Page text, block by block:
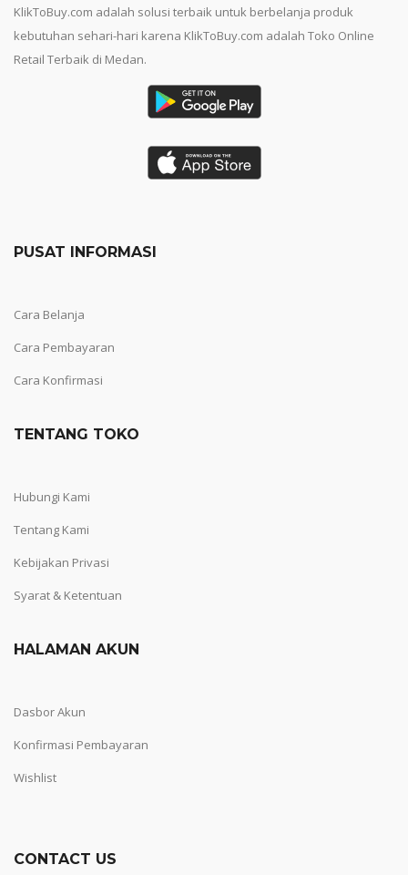
KlikToBuy.com adalah solusi terbaik untuk berbelanja produk
kebutuhan sehari-hari karena KlikToBuy.com adalah Toko Online
Retail Terbaik di Medan.
PUSAT INFORMASI
Cara Belanja
Cara Pembayaran
Cara Konfirmasi
TENTANG TOKO
Hubungi Kami
Tentang Kami
Kebijakan Privasi
Syarat & Ketentuan
HALAMAN AKUN
Dasbor Akun
Konfirmasi Pembayaran
Wishlist
CONTACT US